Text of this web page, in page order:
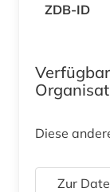
ZDB-ID
Diese
Zur